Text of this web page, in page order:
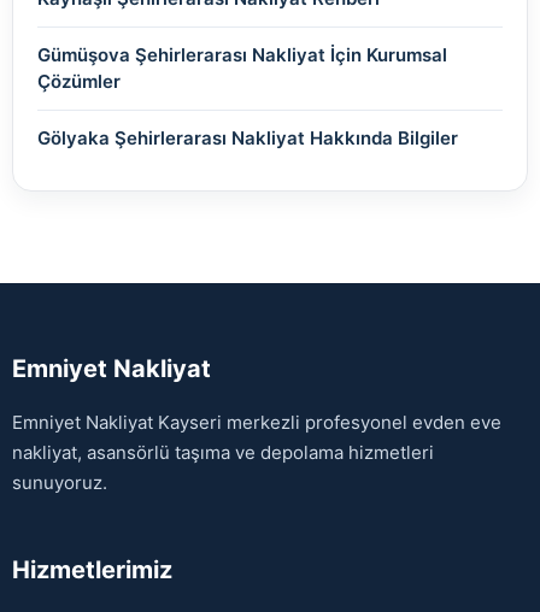
Gümüşova Şehirlerarası Nakliyat İçin Kurumsal
Çözümler
Gölyaka Şehirlerarası Nakliyat Hakkında Bilgiler
Emniyet Nakliyat
Emniyet Nakliyat Kayseri merkezli profesyonel evden eve
nakliyat, asansörlü taşıma ve depolama hizmetleri
sunuyoruz.
Hizmetlerimiz